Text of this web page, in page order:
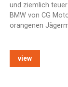
und ziemlich
BMW von CG
orangenen
view